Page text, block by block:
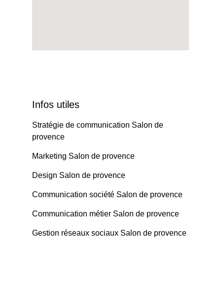
Infos utiles
Stratégie de communication Salon de
provence
Marketing Salon de provence
Design Salon de provence
Communication société Salon de provence
Communication métier Salon de provence
Gestion réseaux sociaux Salon de provence